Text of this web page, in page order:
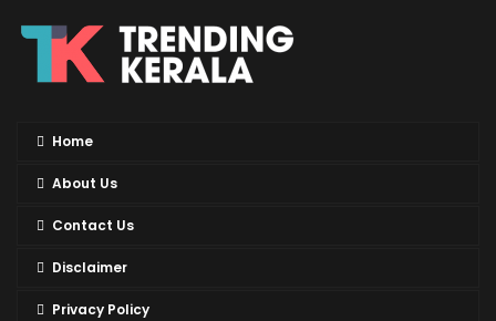
Home
About Us
Contact Us
Disclaimer
Privacy Policy